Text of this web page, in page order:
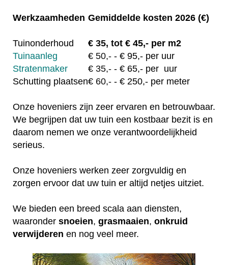
Werkzaamheden Gemiddelde kosten 2026 (€)
Tuinonderhoud € 35, tot € 45,- per m2
Tuinaanleg
€ 50,- - € 95,- per uur
Stratenmaker
€ 35,- - € 65,- per uur
Schutting plaatsen€ 60,- - € 250,- per meter
Onze hoveniers zijn zeer ervaren en betrouwbaar.
We begrijpen dat uw tuin een kostbaar bezit is en
daarom nemen we onze verantwoordelijkheid
serieus.
Onze hoveniers werken zeer zorgvuldig en
zorgen ervoor dat uw tuin er altijd netjes uitziet.
We bieden een breed scala aan diensten,
waaronder snoeien, grasmaaien, onkruid
verwijderen en nog veel meer.